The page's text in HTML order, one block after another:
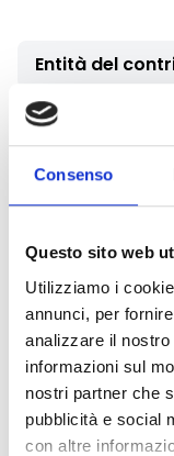
Consenso
Questo sito web
Utilizziamo i
annunci, per
analizzare il
informazioni sul
nostri partner che
pubblicità e social
con altre
Entità del
Il contributo è
dell’importo
ammissibile, nel
Pagina web per
Bando
Si consiglia di
ufficiale del
informazioni